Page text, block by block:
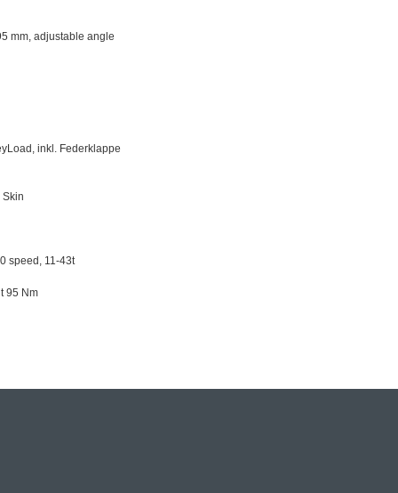
mm, adjustable angle
inkl. Federklappe
Skin
speed, 11-43t
95 Nm